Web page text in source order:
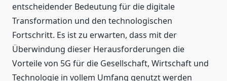
entscheidender Bedeutung für die digitale
Transformation und den technologischen
Fortschritt. Es ist zu erwarten, dass mit der
Überwindung dieser Herausforderungen die
Vorteile von 5G für die Gesellschaft, Wirtschaft und
Technologie in vollem Umfang genutzt werden